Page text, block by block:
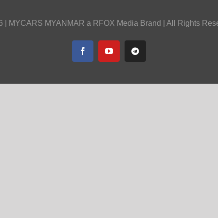
| MYCARS MYANMAR a RFOX Media Brand | All Rights
FacebookYouTubeTelegram